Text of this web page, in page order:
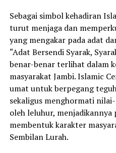
Sebagai simbol kehadiran
turut menjaga dan
yang mengakar pada adat
“Adat Bersendi Syarak,
benar-benar terlihat dalam
masyarakat Jambi. Islamic
umat untuk berpegang
sekaligus menghormati
oleh leluhur, menjadikannya
membentuk karakter
Sembilan Lurah.